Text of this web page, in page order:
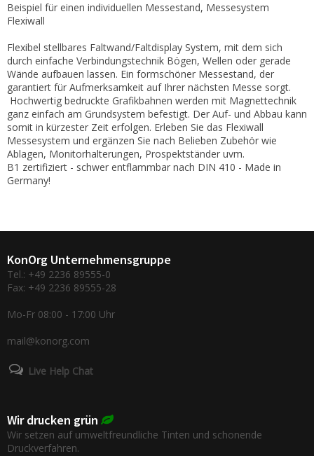
Beispiel für einen individuellen Messestand, Messesystem
Flexiwall
Flexibel stellbares Faltwand/Faltdisplay System, mit dem sich
durch einfache Verbindungstechnik Bögen, Wellen oder gerade
Wände aufbauen lassen. Ein formschöner Messestand, der
garantiert für Aufmerksamkeit auf Ihrer nächsten Messe sorgt.
Hochwertig bedruckte Grafikbahnen werden mit Magnettechnik
ganz einfach am Grundsystem befestigt. Der Auf- und Abbau kann
somit in kürzester Zeit erfolgen. Erleben Sie das Flexiwall
Messesystem und ergänzen Sie nach Belieben Zubehör wie
Ablagen, Monitorhalterungen, Prospektständer uvm.
B1 zertifiziert - schwer entflammbar nach DIN 410 - Made in
Germany!
KonOrg Unternehmensgruppe
Tel.: +49 2236 89555-0
Fax: +49 2236 89555-28
Mo-Fr 08:00 - 17:00 Uhr
mail@konorg.com
Live Help Chat
Wir drucken grün
Wir setzen auf umweltfreundliche Tinten und schonende
Druckverfahren.